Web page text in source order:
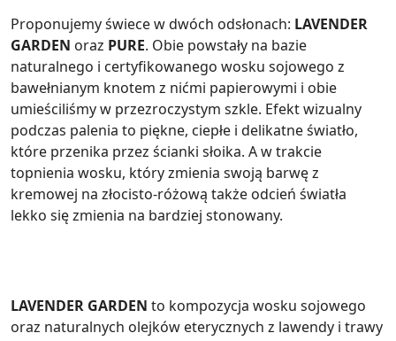
Proponujemy świece w dwóch odsłonach: LAVENDER
GARDEN oraz PURE. Obie powstały na bazie
naturalnego i certyfikowanego wosku sojowego z
bawełnianym knotem z nićmi papierowymi i obie
umieściliśmy w przezroczystym szkle. Efekt wizualny
podczas palenia to piękne, ciepłe i delikatne światło,
które przenika przez ścianki słoika. A w trakcie
topnienia wosku, który zmienia swoją barwę z
kremowej na złocisto-różową także odcień światła
lekko się zmienia na bardziej stonowany.
LAVENDER GARDEN to kompozycja wosku sojowego
oraz naturalnych olejków eterycznych z lawendy i trawy